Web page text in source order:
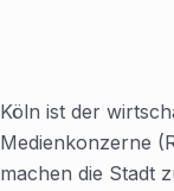
Köln ist der
Medienkonzerne
machen die Stadt